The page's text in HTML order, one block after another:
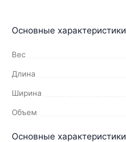
Основные характеристики
Вес
Длина
Ширина
Объем
Основные характеристики